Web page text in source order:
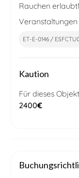
Rauchen erlaubt
ET-E-0146 /
Kaution
Für dieses
2400€